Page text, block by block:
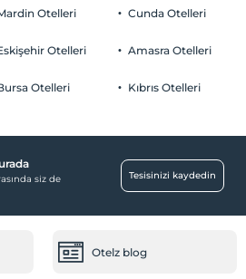
Özel Otopark
ücretsizdir.
Otelleri
Otelleri
Otelleri
Cunda Otelleri
Amasra Otelleri
Kıbrıs Otelleri
siz de
Tesisinizi kaydedin
Otelz blog